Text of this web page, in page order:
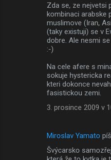
Zda se, ze nejvetsi
kombinaci arabske
muslimove (Iran,
(taky existuji) se v
dobre. Ale nesmi
:-)
Na cele afere s
sokuje hystericka
kteri dokonce
fasistickou zemi.
3. prosince 2009 v
Miroslav Yamato
Švýcarsko